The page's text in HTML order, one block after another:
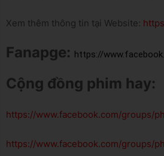
Xem thêm thông tin tại Website:
Fanapge: https://
Cộng đồng phim hay:
https://www.facebook.com/groups/
https://www.facebook.com/groups/